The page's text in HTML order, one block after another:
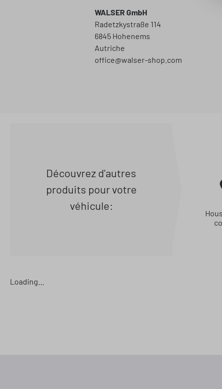
WALSER GmbH
Radetzkystraße 114
6845 Hohenems
Autriche
office@walser-shop.com
Découvrez d'autres
produits pour votre
véhicule:
Loading...